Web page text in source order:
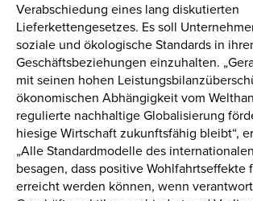
Verabschiedung eines lang diskutierten
Lieferkettengesetzes. Es soll
soziale und ökologische Standards in
Geschäftsbeziehungen einzuhalten.
mit seinen hohen
ökonomischen Abhängigkeit vom
regulierte nachhaltige Globalisierung
hiesige Wirtschaft zukunftsfähig bleibt“,
„Alle Standardmodelle des
besagen, dass positive Wohlfahrtseffekte
erreicht werden können, wenn